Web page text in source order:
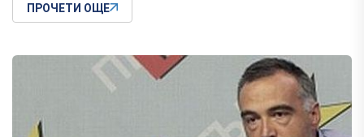
ПРОЧЕТИ ОЩЕ